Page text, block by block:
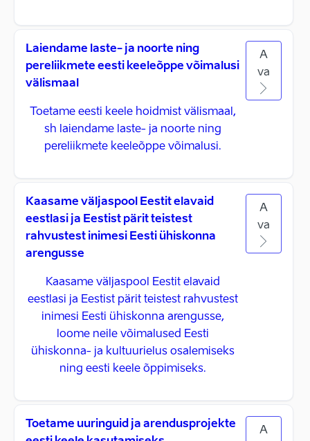
Laiendame laste- ja noorte ning
pereliikmete eesti keeleõppe võimalusi
välismaal
Toetame eesti keele hoidmist välismaal,
sh laiendame laste- ja noorte ning
pereliikmete keeleõppe võimalusi.
A
va
Kaasame väljaspool Eestit elavaid
eestlasi ja Eestist pärit teistest
rahvustest inimesi Eesti ühiskonna
arengusse
Kaasame väljaspool Eestit elavaid
eestlasi ja Eestist pärit teistest rahvustest
inimesi Eesti ühiskonna arengusse,
loome neile võimalused Eesti
ühiskonna- ja kultuurielus osalemiseks
ning eesti keele õppimiseks.
A
va
Toetame uuringuid ja arendusprojekte
A